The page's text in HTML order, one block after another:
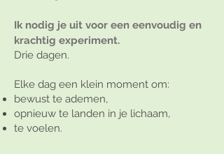
Ik nodig je uit voor een eenvoudig en
krachtig experiment.
Drie dagen.
Elke dag een klein moment om:
bewust te ademen,
opnieuw te landen in je lichaam,
te voelen.